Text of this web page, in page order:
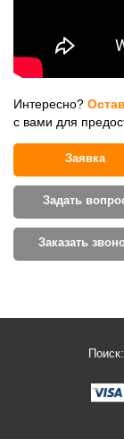
Интересно?
с вами для
Заявка
Задать
Заказать
Поиск: